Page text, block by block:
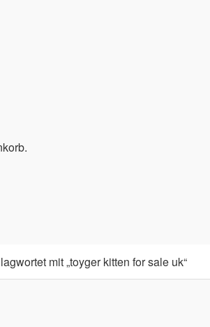
mit „toyger kitten for sale uk“